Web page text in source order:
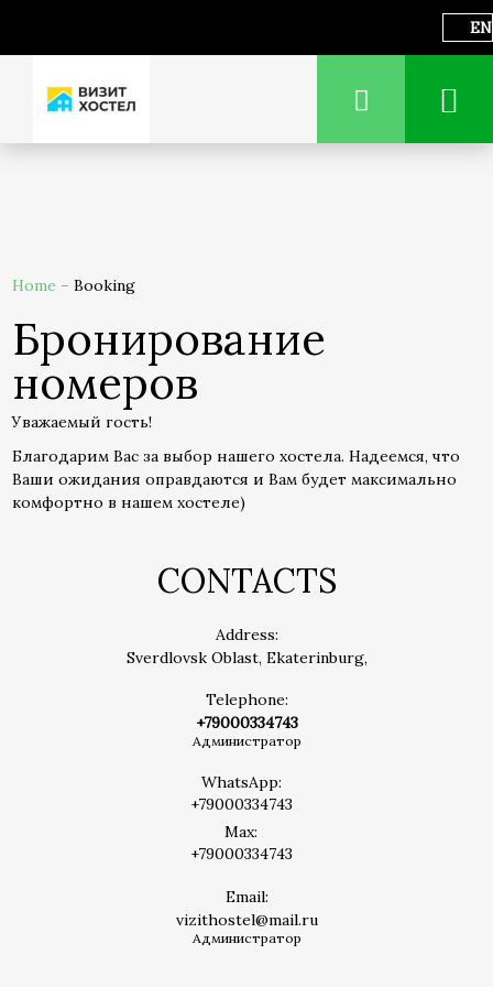
EN
Home –Booking
Бронирование
номеров
Уважаемый гость!
Благодарим Вас за выбор нашего хостела. Надеемся, что
Ваши ожидания оправдаются и Вам будет максимально
комфортно в нашем хостеле)
CONTACTS
Address:
Sverdlovsk Oblast, Ekaterinburg,
Telephone:
+79000334743
Администратор
WhatsApp:
+79000334743
Max:
+79000334743
Email:
vizithostel@mail.ru
Администратор